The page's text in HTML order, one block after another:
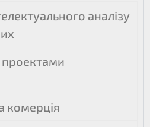
аналізу
проектами
комерція